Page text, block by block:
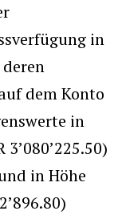
in
dem Konto
in
3’080’225.50)
in Höhe